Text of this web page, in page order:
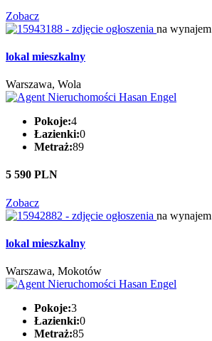
Zobacz
na wynajem
lokal mieszkalny
Warszawa, Wola
Pokoje:4
Łazienki:0
Metraż:89
5 590 PLN
Zobacz
na wynajem
lokal mieszkalny
Warszawa, Mokotów
Pokoje:3
Łazienki:0
Metraż:85